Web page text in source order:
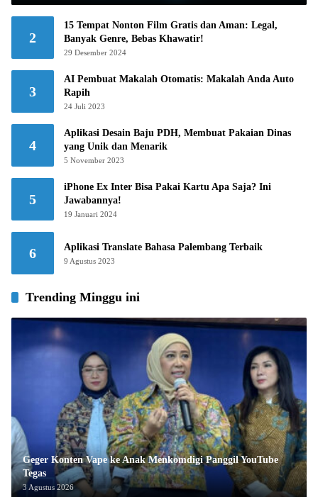
2
15 Tempat Nonton Film Gratis dan Aman: Legal,
Banyak Genre, Bebas Khawatir!
29 Desember 2024
3
AI Pembuat Makalah Otomatis: Makalah Anda Auto
Rapih
24 Juli 2023
4
Aplikasi Desain Baju PDH, Membuat Pakaian Dinas
yang Unik dan Menarik
5 November 2023
5
iPhone Ex Inter Bisa Pakai Kartu Apa Saja? Ini
Jawabannya!
19 Januari 2024
6 Aplikasi Translate Bahasa Palembang Terbaik
9 Agustus 2023
Trending Minggu ini
Geger Konten Vape ke Anak Menkomdigi Panggil YouTube
Tegas
3 Agustus 2026